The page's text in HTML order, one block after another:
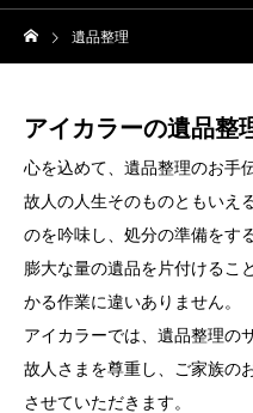
遺品整理
アイカラーの遺品整
心を込めて、遺品整理のお手
故人の人生そのものともいえ
のを吟味し、処分の準備をする
膨大な量の遺品を片付けるこ
かる作業に違いありません。
アイカラーでは、遺品整理の
故人さまを尊重し、ご家族の
させていただきます。